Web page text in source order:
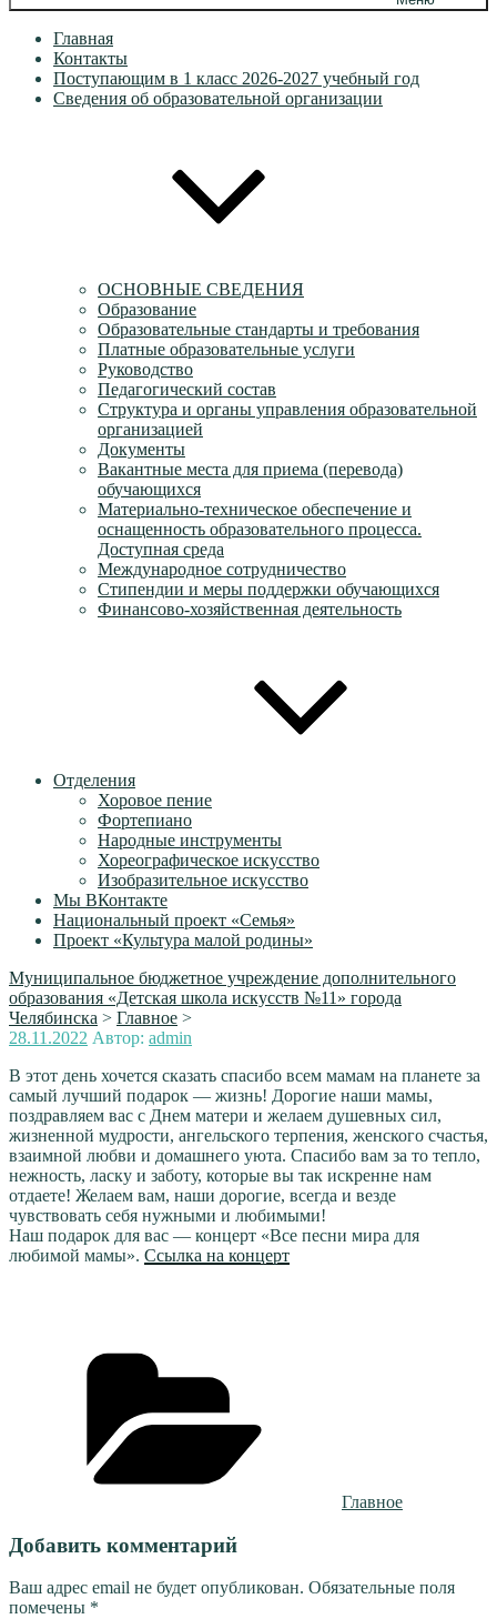
Главная
Контакты
Поступающим в 1 класс 2026-2027 учебный год
Сведения об образовательной организации
ОСНОВНЫЕ СВЕДЕНИЯ
Образование
Образовательные стандарты и требования
Платные образовательные услуги
Руководство
Педагогический состав
Структура и органы управления образовательной
организацией
Документы
Вакантные места для приема (перевода)
обучающихся
Материально-техническое обеспечение и
оснащенность образовательного процесса.
Доступная среда
Международное сотрудничество
Стипендии и меры поддержки обучающихся
Финансово-хозяйственная деятельность
Отделения
Хоровое пение
Фортепиано
Народные инструменты
Хореографическое искусство
Изобразительное искусство
Мы ВКонтакте
Национальный проект «Семья»
Проект «Культура малой родины»
Муниципальное бюджетное учреждение дополнительного
образования «Детская школа искусств №11» города
Челябинска > Главное >
Опубликовано
28.11.2022 Автор: admin
В этот день хочется сказать спасибо всем мамам на планете за
самый лучший подарок — жизнь! Дорогие наши мамы,
поздравляем вас с Днем матери и желаем душевных сил,
жизненной мудрости, ангельского терпения, женского счастья,
взаимной любви и домашнего уюта. Спасибо вам за то тепло,
нежность, ласку и заботу, которые вы так искренне нам
отдаете! Желаем вам, наши дорогие, всегда и везде
чувствовать себя нужными и любимыми!
Наш подарок для вас — концерт «Все песни мира для
любимой мамы». Ссылка на концерт
Главное
Добавить комментарий
Ваш адрес email не будет опубликован. Обязательные поля
помечены *